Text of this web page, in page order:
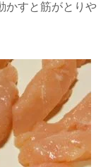
かすと筋がとりや